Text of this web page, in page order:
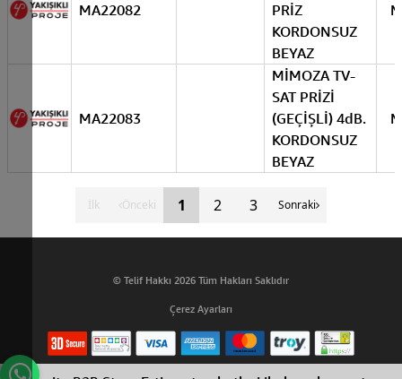
MA22082
PRİZ
KORDONSUZ
BEYAZ
MA22083
MİMOZA TV-
SAT PRİZİ
(GEÇİŞLİ) 4dB.
KORDONSUZ
BEYAZ
İlk Önceki 1 2 3 Sonraki
© Telif Hakkı 2026 Tüm Hakları Saklıdır
Çerez Ayarları